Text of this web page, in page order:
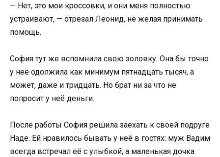
— Нет, это мои кроссовки, и они меня полностью
устраивают, — отрезал Леонид, не желая принимать
помощь.
София тут же вспомнила свою золовку. Она бы точно
у неё одолжила как минимум пятнадцать тысяч, а
может, даже и тридцать. Но брат ни за что не
попросит у неё деньги.
После работы София решила заехать к своей подруге
Наде. Ей нравилось бывать у неё в гостях: муж Вадим
всегда встречал её с улыбкой, а маленькая дочка